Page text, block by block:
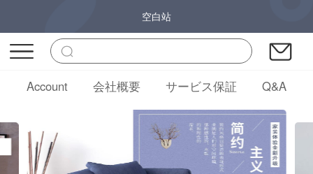
空白站
Account 会社概要 サービス保証 Q&A